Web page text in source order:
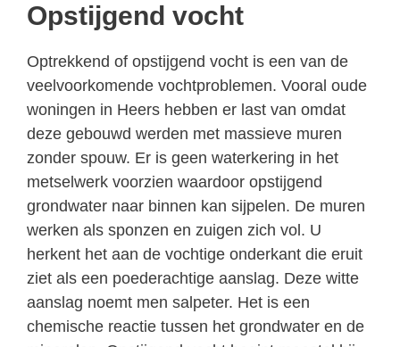
Opstijgend vocht
Optrekkend of opstijgend vocht is een van de
veelvoorkomende vochtproblemen. Vooral oude
woningen in Heers hebben er last van omdat
deze gebouwd werden met massieve muren
zonder spouw. Er is geen waterkering in het
metselwerk voorzien waardoor opstijgend
grondwater naar binnen kan sijpelen. De muren
werken als sponzen en zuigen zich vol. U
herkent het aan de vochtige onderkant die eruit
ziet als een poederachtige aanslag. Deze witte
aanslag noemt men salpeter. Het is een
chemische reactie tussen het grondwater en de